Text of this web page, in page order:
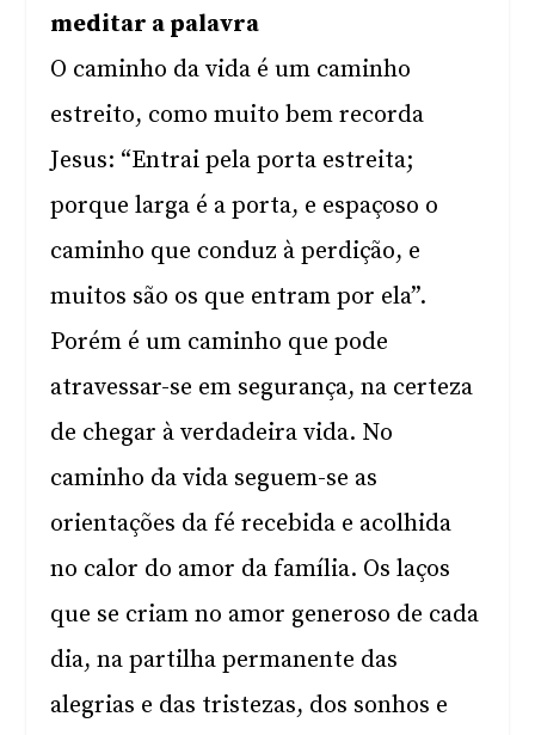
meditar a palavra
O caminho da vida é um caminho
estreito, como muito bem recorda
Jesus: “Entrai pela porta estreita;
porque larga é a porta, e espaçoso o
caminho que conduz à perdição, e
muitos são os que entram por ela”.
Porém é um caminho que pode
atravessar-se em segurança, na certeza
de chegar à verdadeira vida. No
caminho da vida seguem-se as
orientações da fé recebida e acolhida
no calor do amor da família. Os laços
que se criam no amor generoso de cada
dia, na partilha permanente das
alegrias e das tristezas, dos sonhos e